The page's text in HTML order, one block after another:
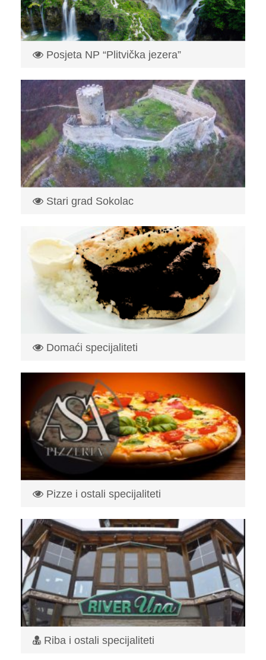
Posjeta NP “Plitvička jezera”
UNESCO-ov �...
Read More
Stari grad Sokolac
Read More
Domaći specijaliteti
otvorena prva cevabdzini...
Read More
Pizze i ostali specijaliteti
pravi br...
Read More
Riba i ostali specijaliteti